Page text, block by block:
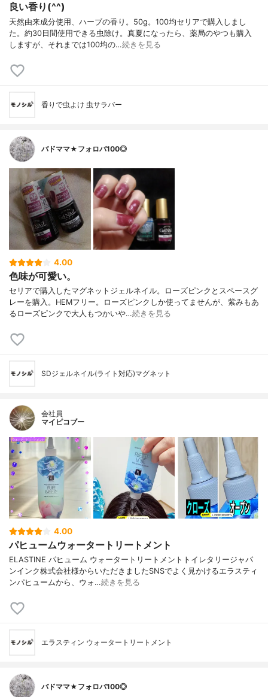
良い香り(^^)
天然由来成分使用、ハーブの香り。50g。100均セリアで購入しまし
た。約30日間使用できる虫除け。真夏になったら、薬局のやつも購入
しますが、それまでは100均の…続きを見る
香りで虫よけ 虫サラバー
バドママ★フォロバ100◎
4.00
色味が可愛い。
セリアで購入したマグネットジェルネイル。ローズピンクとスペースグ
レーを購入。HEMフリー。ローズピンクしか使ってませんが、紫みもあ
るローズピンクで大人もつかいや…続きを見る
SDジェルネイル(ライト対応)マグネット
会社員
マイピコブー
4.00
パヒュームウォータートリートメント
ELASTINE パヒューム ウォータートリートメントトイレタリージャパ
ンインク株式会社様からいただきましたSNSでよく見かけるエラスティ
ンパヒュームから、ウォ…続きを見る
エラスティン ウォータートリートメント
バドママ★フォロバ100◎